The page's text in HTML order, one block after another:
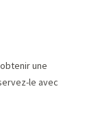
une
le avec